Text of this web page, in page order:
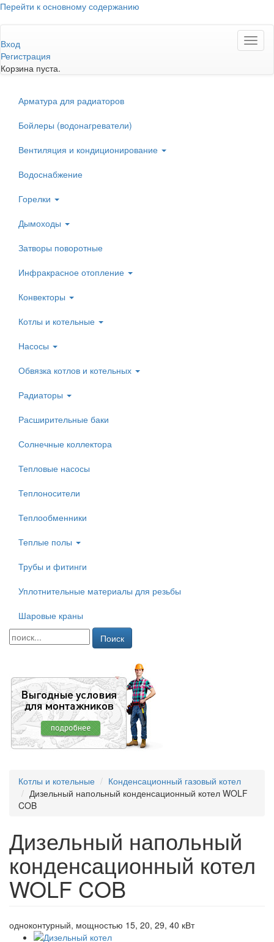
Перейти к основному содержанию
Вход
Регистрация
Корзина пуста.
Арматура для радиаторов
Бойлеры (водонагреватели)
Вентиляция и кондиционирование
Водоснабжение
Горелки
Дымоходы
Затворы поворотные
Инфракрасное отопление
Конвекторы
Котлы и котельные
Насосы
Обвязка котлов и котельных
Радиаторы
Расширительные баки
Солнечные коллектора
Тепловые насосы
Теплоносители
Теплообменники
Теплые полы
Трубы и фитинги
Уплотнительные материалы для резьбы
Шаровые краны
Поиск
Котлы и котельные
Конденсационный газовый котел
Дизельный напольный конденсационный котел WOLF
COB
Дизельный напольный
конденсационный котел
WOLF COB
одноконтурный, мощностью 15, 20, 29, 40 кВт